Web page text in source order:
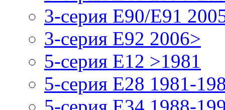
3-серия E90/E91
3-серия E92 2006>
5-серия E12 >1981
5-серия E28 1981-